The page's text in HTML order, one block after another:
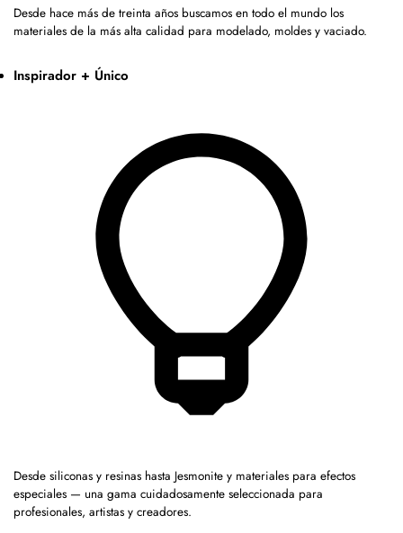
Desde hace más de treinta años buscamos en todo el mundo los
materiales de la más alta calidad para modelado, moldes y vaciado.
Inspirador + Único
Desde siliconas y resinas hasta Jesmonite y materiales para efectos
especiales — una gama cuidadosamente seleccionada para
profesionales, artistas y creadores.